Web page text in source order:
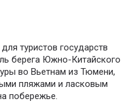
туристов государств
берега Южно-Китайского
во Вьетнам из Тюмени,
пляжами и ласковым
побережье.